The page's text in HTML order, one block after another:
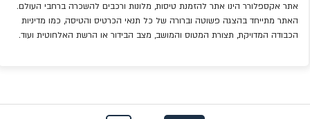
אתר אקספלורר הינו אתר להזמנת טיסות, מלונות ורכבים להשכרה ברחבי העולם.
האתר מתייחד בהצגה פשוטה וברורה של כל תנאי הכרטיס והטיסה, כמו מדיניות
הכבודה המדויקת, תצורת המטוס והמושב, מצב הבידור או הרשת האלחוטית ועוד.